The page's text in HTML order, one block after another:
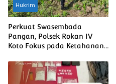
Hukrim
Perkuat Swasembada
Pangan, Polsek Rokan IV
Koto Fokus pada Ketahanan